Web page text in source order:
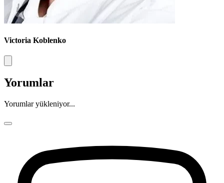
Victoria Koblenko
Yorumlar
Yorumlar yükleniyor...